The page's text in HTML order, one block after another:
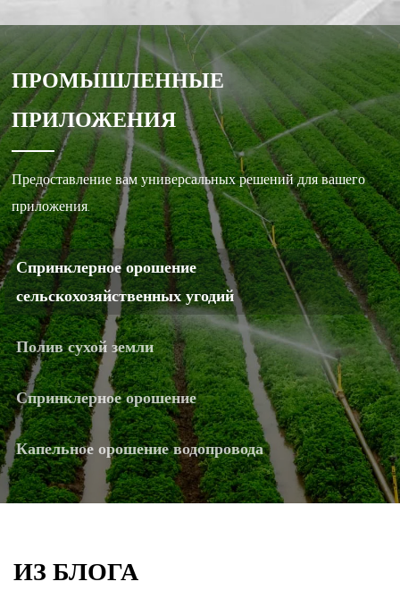
ПРОМЫШЛЕННЫЕ
ПРИЛОЖЕНИЯ
Предоставление вам универсальных решений для вашего
приложения.
Спринклерное орошение
сельскохозяйственных угодий
Полив сухой земли
Спринклерное орошение
Капельное орошение водопровода
ИЗ БЛОГА